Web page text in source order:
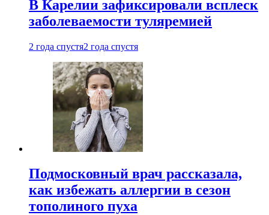
В Карелии зафиксировали всплеск
заболеваемости туляремией
2 года спустя2 года спустя
Подмосковный врач рассказала,
как избежать аллергии в сезон
тополиного пуха